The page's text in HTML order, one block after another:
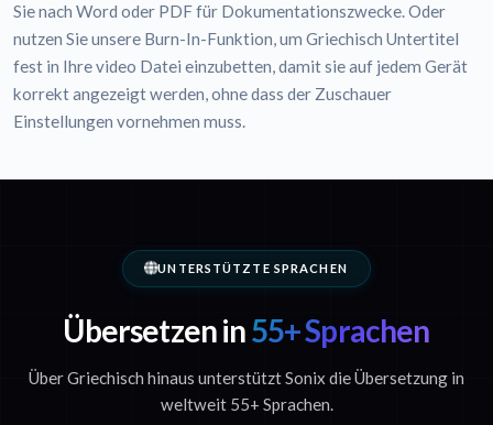
Sie nach Word oder PDF für Dokumentationszwecke. Oder
nutzen Sie unsere Burn-In-Funktion, um Griechisch Untertitel
fest in Ihre video Datei einzubetten, damit sie auf jedem Gerät
korrekt angezeigt werden, ohne dass der Zuschauer
Einstellungen vornehmen muss.
UNTERSTÜTZTE SPRACHEN
Übersetzen in55+ Sprachen
Über Griechisch hinaus unterstützt Sonix die Übersetzung in
weltweit 55+ Sprachen.